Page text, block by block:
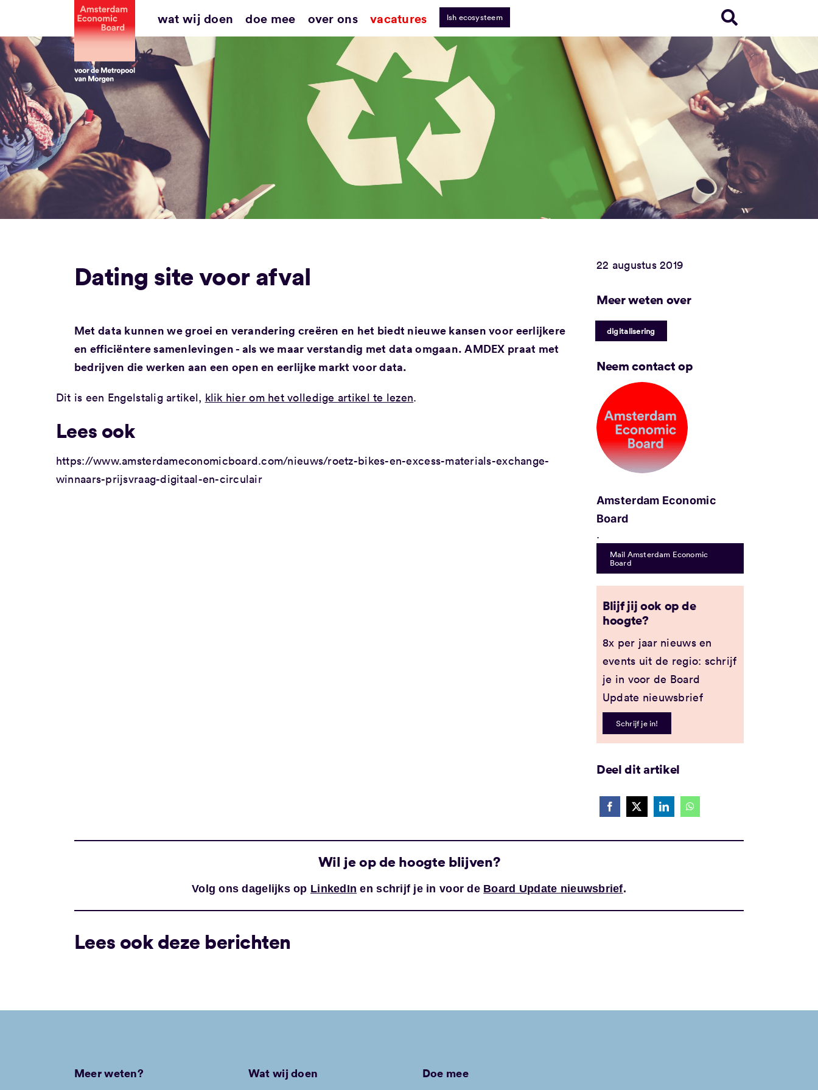
inhoud
wat wij doen doe mee over ons vacatures lsh ecosysteem
Dating site voor afval
Met data kunnen we groei en verandering creëren en het biedt nieuwe kansen voor eerlijkere
en efficiëntere samenlevingen - als we maar verstandig met data omgaan. AMDEX praat met
bedrijven die werken aan een open en eerlijke markt voor data.
Dit is een Engelstalig artikel, klik hier om het volledige artikel te lezen.
Lees ook
https://www.amsterdameconomicboard.com/nieuws/roetz-bikes-en-excess-materials-exchange-
winnaars-prijsvraag-digitaal-en-circulair
22 augustus 2019
Meer weten over
digitalisering
Neem contact op
Amsterdam Economic
Board
.
Mail Amsterdam Economic
Board
Blijf jij ook op de
hoogte?
8x per jaar nieuws en
events uit de regio: schrijf
je in voor de Board
Update nieuwsbrief
Schrijf je in!
Deel dit artikel
Wil je op de hoogte blijven?
Volg ons dagelijks op LinkedIn en schrijf je in voor de Board Update nieuwsbrief.
Lees ook deze berichten
Meer weten? Wat wij doen Doe mee